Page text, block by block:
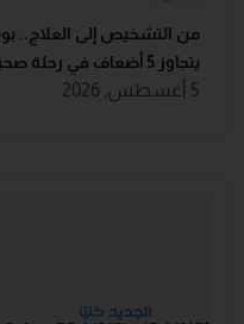
من التشخيص إلى العلاج..
يتجاوز 5 أضعاف في رحلة صحية أكثر تكاملاً
5 أغسطس, 2026